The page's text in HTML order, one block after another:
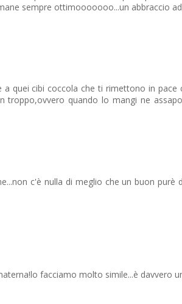
sempre ottimooooooo...un abbraccio
a quei cibi coccola che ti rimettono in
troppo,ovvero quando lo mangi ne
c'è nulla di meglio che un buon
facciamo molto simile...è davvero